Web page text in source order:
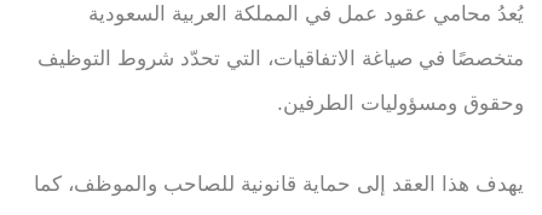
يُعدُ محامي عقود عمل في المملكة العربية السعودية
متخصصًا في صياغة الاتفاقيات، التي تحدّد شروط التوظيف
وحقوق ومسؤوليات الطرفين.
يهدف هذا العقد إلى حماية قانونية للصاحب والموظف، كما